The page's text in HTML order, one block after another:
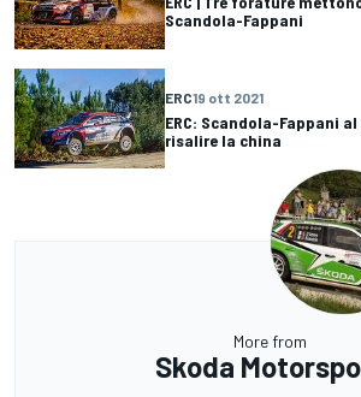
Scandola-Fappani
ERC19 ott 2021
ERC: Scandola-Fappani
risalire la china
More from
Skoda